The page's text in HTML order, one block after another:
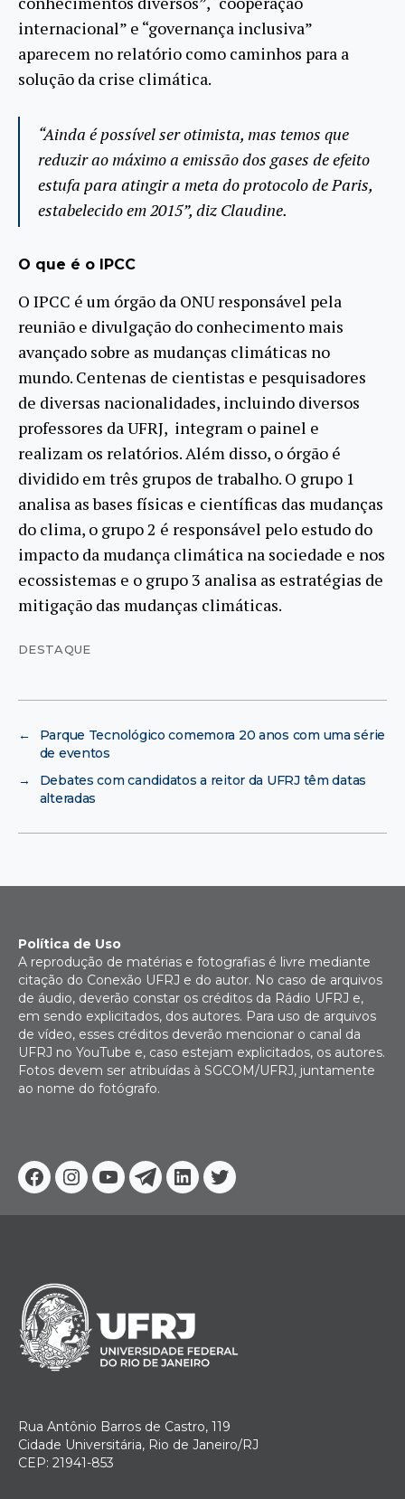
internacional” e “governança inclusiva”
aparecem no relatório como caminhos para a
solução da crise climática.
“Ainda é possível ser otimista, mas temos que
reduzir ao máximo a emissão dos gases de efeito
estufa para atingir a meta do protocolo de Paris,
estabelecido em 2015”, diz Claudine.
O que é o IPCC
O IPCC é um órgão da ONU responsável pela
reunião e divulgação do conhecimento mais
avançado sobre as mudanças climáticas no
mundo. Centenas de cientistas e pesquisadores
de diversas nacionalidades, incluindo diversos
professores da UFRJ, integram o painel e
realizam os relatórios. Além disso, o órgão é
dividido em três grupos de trabalho. O grupo 1
analisa as bases físicas e científicas das mudanças
do clima, o grupo 2 é responsável pelo estudo do
impacto da mudança climática na sociedade e nos
ecossistemas e o grupo 3 analisa as estratégias de
mitigação das mudanças climáticas.
DESTAQUE
←
Parque Tecnológico comemora 20 anos com uma série
de eventos
→
Debates com candidatos a reitor da UFRJ têm datas
alteradas
Facebook
Instagram
YoutubeTelegram
Linkedin
Twitter
Política de Uso
A reprodução de matérias e fotografias é livre mediante
citação do Conexão UFRJ e do autor. No caso de arquivos
de áudio, deverão constar os créditos da Rádio UFRJ e,
em sendo explicitados, dos autores. Para uso de arquivos
de vídeo, esses créditos deverão mencionar o canal da
UFRJ no YouTube e, caso estejam explicitados, os autores.
Fotos devem ser atribuídas à SGCOM/UFRJ, juntamente
ao nome do fotógrafo.
Rua Antônio Barros de Castro, 119
Cidade Universitária, Rio de Janeiro/RJ
CEP: 21941-853